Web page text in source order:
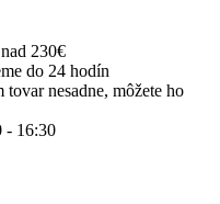
230€
do 24 hodín
nesadne, môžete ho
- 16:30